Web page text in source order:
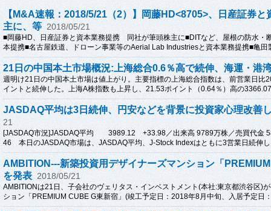
【M&A速報：2018/5/21（2）】岡藤HD<8705>、日産証券
主に、等 2018/05/21
■岡藤HD、日産証券と資本業務提携 同社が筆頭株主に■DITなど、屋根の防水・
本提携■名古屋鉄道、ドローン事業等のAerial Lab Industriesと資本業務提携■亀田
21日の中国本土市場概況:上海総合0.6％高で続伸、海運・港
週明け21日の中国本土市場は値上がり。主要指標の上海総合指数は、前営業日
イントと続伸した。上海A株指数も上昇し、21.53ポイント（0.64％）高の
JASDAQ平均は3日続伸、円安などを背景に投資家心理改善
21
[JASDAQ市況]JASDAQ平均 3989.12 +33.98／出来高 9789万株／売買代
46 本日のJASDAQ市場は、JASDAQ平均、J-Stock Indexはともに3営業日続伸
AMBITION---新築投資用デザイナーズマンション「
を発表 2018/05/21
AMBITIONは21日、子会社のヴェリタス・インベストメント(本社:東京都渋谷区)
ション「PREMIUM CUBE G東新宿」(竣工予定日：2018年8月中旬、入居予定日